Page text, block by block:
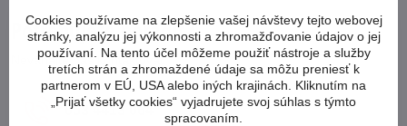
Potrebujete poradiť?
Neváhajte nás kontaktovať
053 4413 064
Cookies používame na zlepšenie vašej návštevy tejto webovej
stránky, analýzu jej výkonnosti a zhromažďovanie údajov o jej
používaní. Na tento účel môžeme použiť nástroje a služby
tretích strán a zhromaždené údaje sa môžu preniesť k
partnerom v EÚ, USA alebo iných krajinách. Kliknutím na
„Prijať všetky cookies“ vyjadrujete svoj súhlas s týmto
spracovaním.